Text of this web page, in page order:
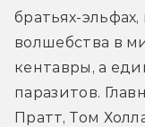
братьях-
волшебства в
кентавры, а
паразитов.
Пратт, Том